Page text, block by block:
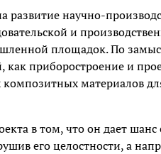
развитие научно-
и
площадок. По
как приборостроение и
композитных материалов
в том, что он дает
его целостности, а